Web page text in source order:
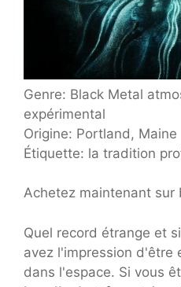
Genre: Black Metal
expérimental
Origine: Portland, Maine
Étiquette: la tradition
Achetez maintenant sur
Quel record étrange et
avez l'impression d'être
dans l'espace. Si vous